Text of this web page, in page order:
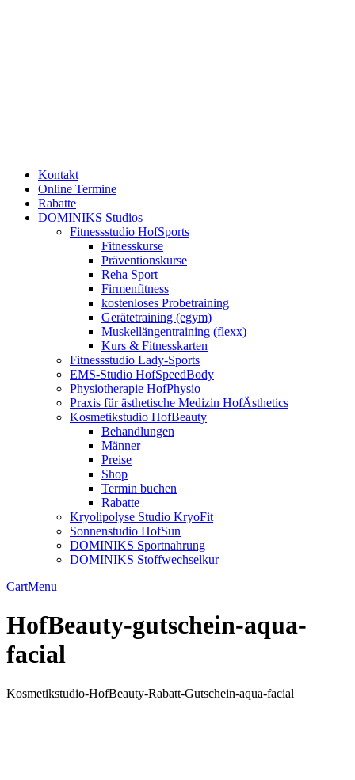
Kontakt
Online Termine
Rabatte
DOMINIKS Studios
Fitnessstudio HofSports
Fitnesskurse
Präventionskurse
Reha Sport
Firmenfitness
kostenloses Probetraining
Gerätetraining (egym)
Muskellängentraining (flexx)
Kurs & Fitnesskarten
Fitnessstudio Lady-Sports
EMS-Studio HofSpeedBody
Physiotherapie HofPhysio
Praxis für ästhetische Medizin HofÄsthetics
Kosmetikstudio HofBeauty
Behandlungen
Männer
Preise
Shop
Termin buchen
Rabatte
Kryolipolyse Studio KryoFit
Sonnenstudio HofSun
DOMINIKS Sportnahrung
DOMINIKS Stoffwechselkur
CartMenu
HofBeauty-gutschein-aqua-
facial
Kosmetikstudio-HofBeauty-Rabatt-Gutschein-aqua-facial